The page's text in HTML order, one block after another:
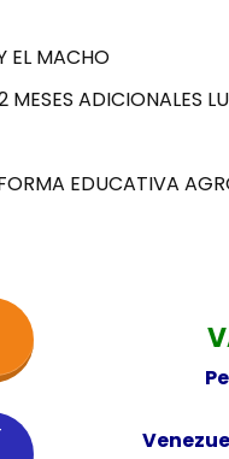
EL MACHO
ADICIONALES
EDUCATIVA